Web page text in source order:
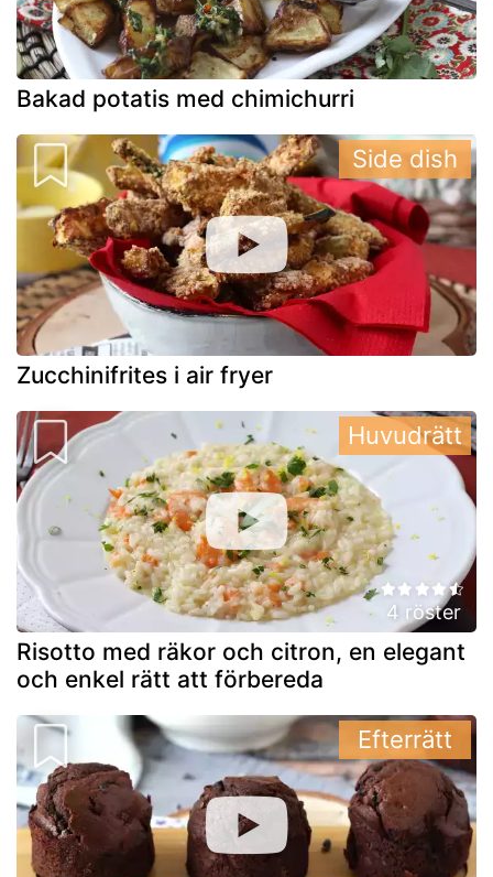
Bakad potatis med chimichurri
Zucchinifrites i air fryer
Side dish
4 röster
Risotto med räkor och citron, en elegant
och enkel rätt att förbereda
Huvudrätt
Efterrätt